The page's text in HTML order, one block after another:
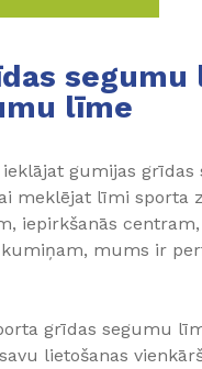
līme
gumijas
meklējat līmi sporta
iepirkšanās
mums ir
grīdas segumu
lietošanas